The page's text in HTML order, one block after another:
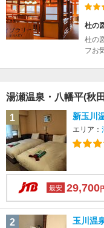
杜の
杜の
フお
湯瀬温泉・八幡平(秋
1
新玉川
エリア：
最安 29,700
2 玉川温